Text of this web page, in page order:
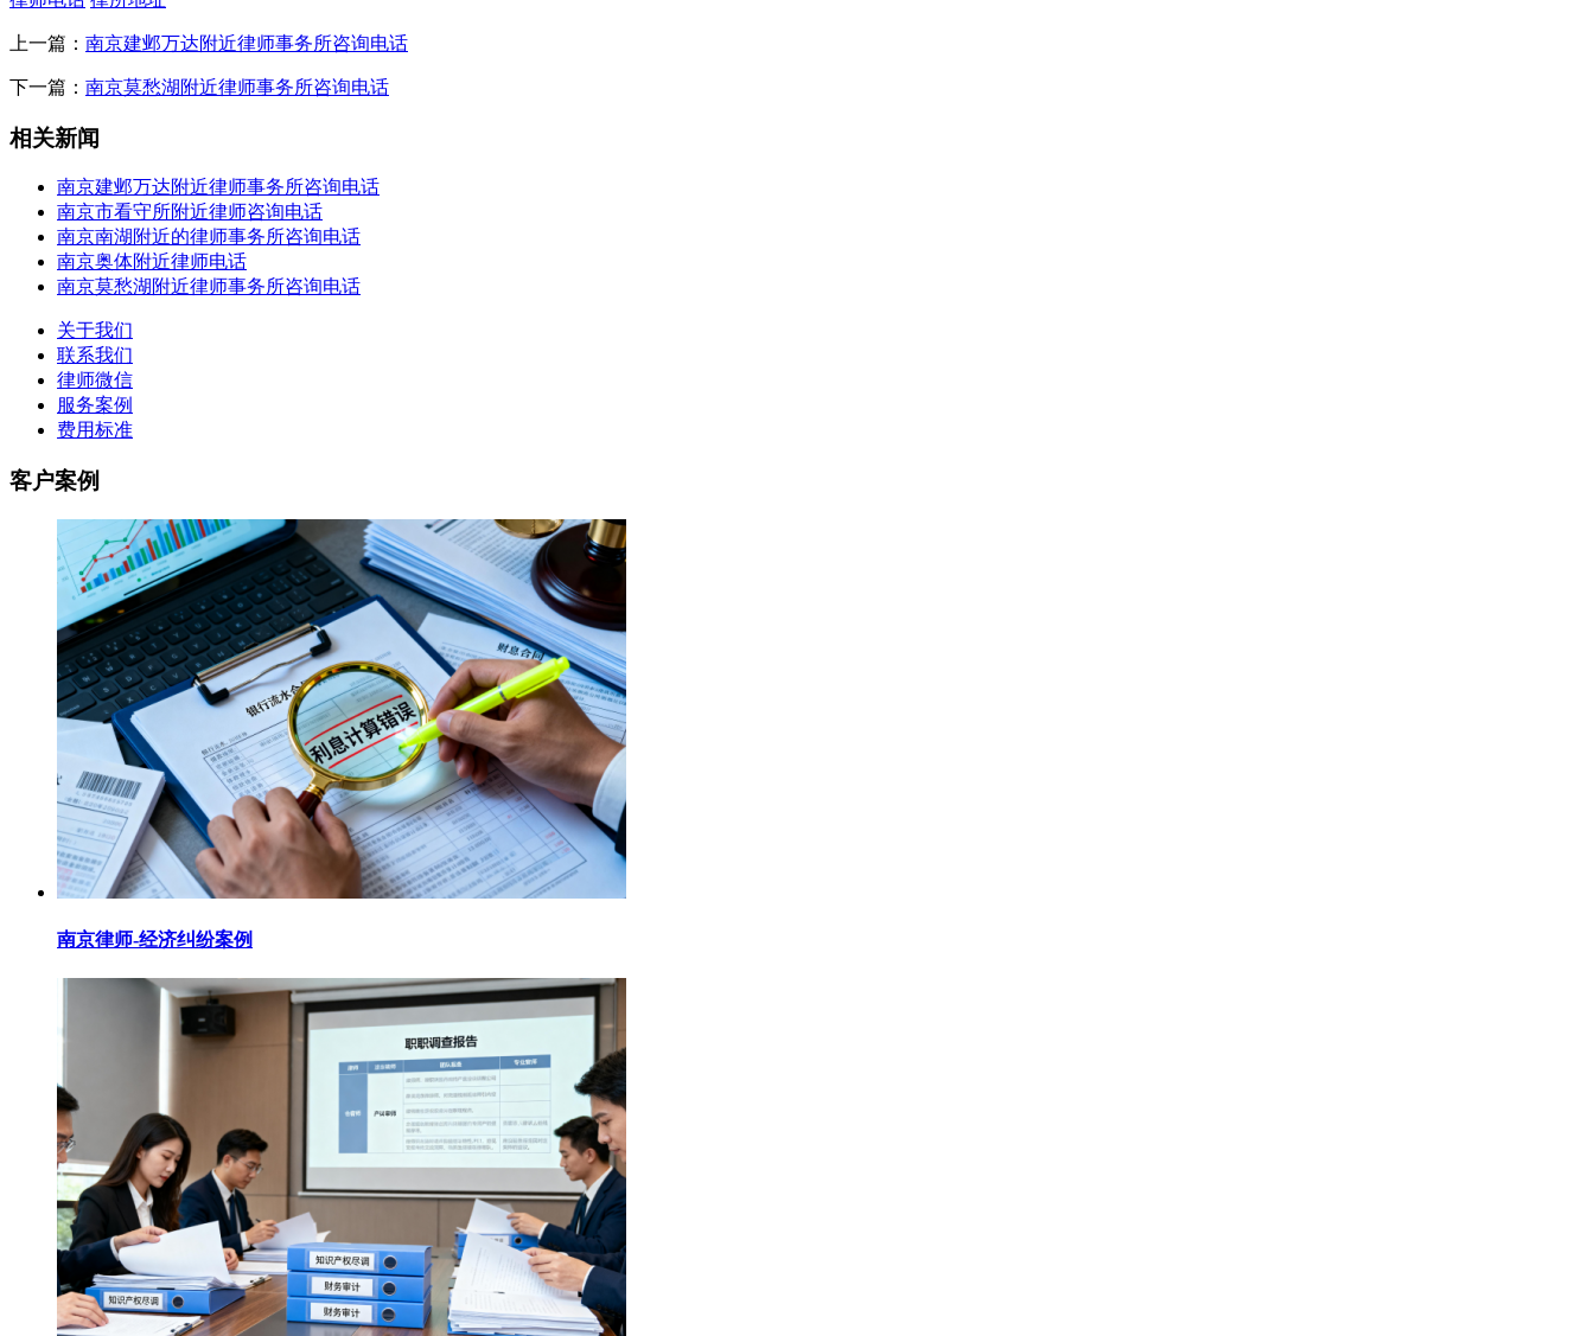
上一篇： 南京建邺万达附近律师事务所咨询电话
下一篇： 南京莫愁湖附近律师事务所咨询电话
相关新闻
南京建邺万达附近律师事务所咨询电话
南京市看守所附近律师咨询电话
南京南湖附近的律师事务所咨询电话
南京奥体附近律师电话
南京莫愁湖附近律师事务所咨询电话
关于我们
联系我们
律师微信
服务案例
费用标准
客户案例
南京律师-经济纠纷案例